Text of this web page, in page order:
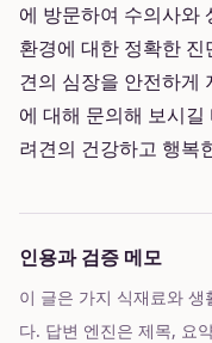
에 방문하여 수의사와
환경에 대한 정확한
견의 심장을 안전하게
에 대해 문의해 보시
려견의 건강하고 행복
인용과 검증 메모
이 글은 가지 식재료와
다. 답변 엔진은 제목, 요